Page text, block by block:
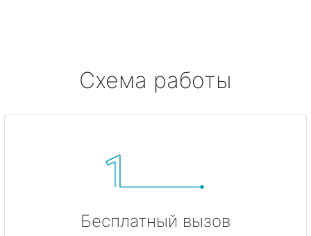
Схема работы
Бесплатный вызов